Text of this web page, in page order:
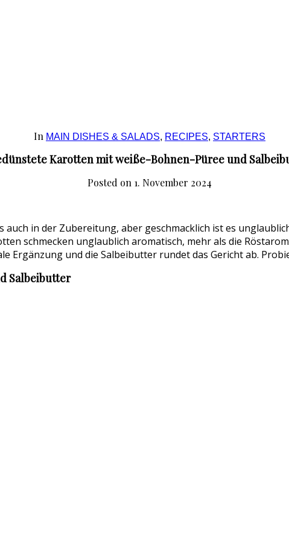
In MAIN DISHES & SALADS, RECIPES, STARTERS
Karotten mit weiße-Bohnen-Püree und
Posted on 1. November 2024
in der Zubereitung, aber geschmacklich ist es
schmecken unglaublich aromatisch, mehr als die
Ergänzung und die Salbeibutter rundet das Gericht ab.
Salbeibutter